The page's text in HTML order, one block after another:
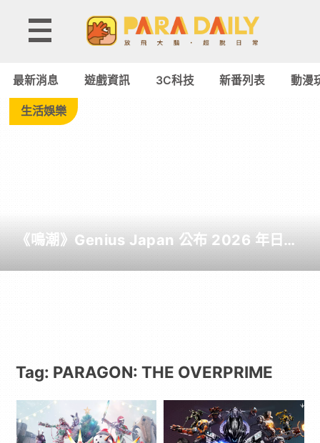
Tag:
THE
Paradaily
-
｜
動
最新消息 遊戲資訊 3C科技 新番列表 動漫
生活娛樂
《鳴潮》Genius Japan 公布 2026 年日本
Tag: PARAGON: THE OVERPRIME